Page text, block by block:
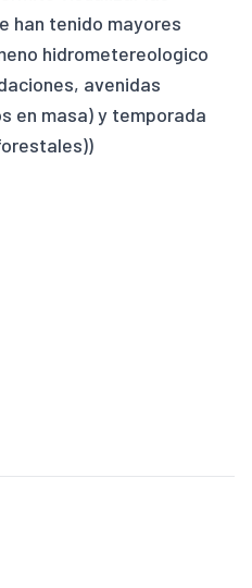
han tenido mayores
hidrometereologico
avenidas
en masa) y temporada